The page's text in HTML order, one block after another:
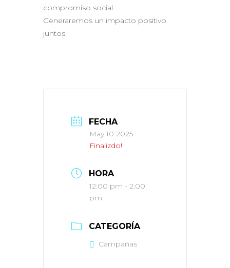
compromiso social.
Generaremos un impacto positivo
juntos.
FECHA
May 10 2025
Finalizdo!
HORA
12:00 pm - 2:00
pm
CATEGORÍA
Campañas